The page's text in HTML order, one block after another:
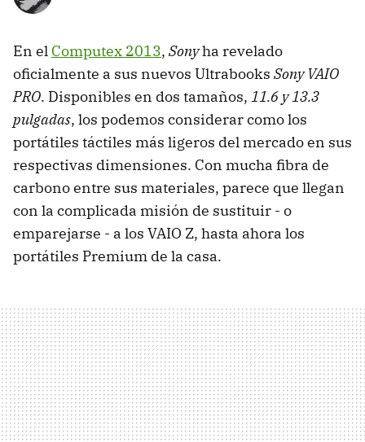
En el Computex 2013, Sonyha revelado
oficialmente a sus nuevos Ultrabooks Sony VAIO
PRO. Disponibles en dos tamaños, 11.6 y 13.3
pulgadas, los podemos considerar como los
portátiles táctiles más ligeros del mercado en sus
respectivas dimensiones. Con mucha fibra de
carbono entre sus materiales, parece que llegan
con la complicada misión de sustituir - o
emparejarse - a los VAIO Z, hasta ahora los
portátiles Premium de la casa.